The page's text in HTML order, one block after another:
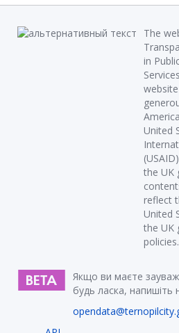
The
in
United
the UK
reflect
United
the UK
policies.
Якщо ви маєте
будь ласка, напишіть